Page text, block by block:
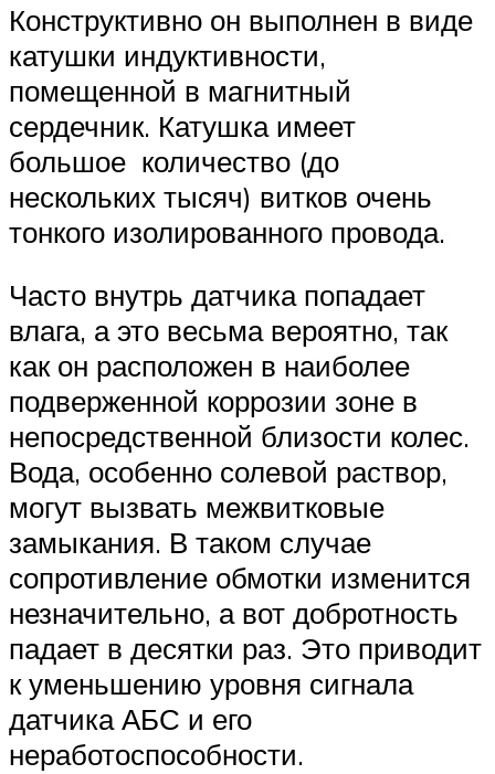
Конструктивно он выполнен в виде
катушки индуктивности,
помещенной в магнитный
сердечник. Катушка имеет
большое количество (до
нескольких тысяч) витков очень
тонкого изолированного провода.
Часто внутрь датчика попадает
влага, а это весьма вероятно, так
как он расположен в наиболее
подверженной коррозии зоне в
непосредственной близости колес.
Вода, особенно солевой раствор,
могут вызвать межвитковые
замыкания. В таком случае
сопротивление обмотки изменится
незначительно, а вот добротность
падает в десятки раз. Это приводит
к уменьшению уровня сигнала
датчика АБС и его
неработоспособности.